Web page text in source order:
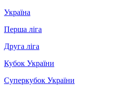
Україна
Перша ліга
Друга ліга
Кубок України
Суперкубок України